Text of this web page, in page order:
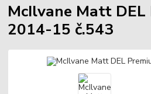
McIlvane Matt DEL
2014-15 č.543